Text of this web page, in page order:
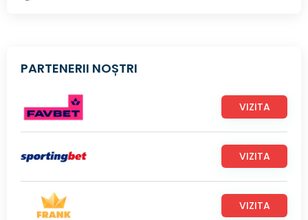
PARTENERII NOȘTRI
VIZITA
VIZITA
VIZITA